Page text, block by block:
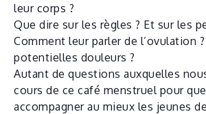
leur corps ?
Que dire sur les règles ? Et sur les
Comment leur parler de l’ovulation
potentielles douleurs ?
Autant de questions auxquelles
cours de ce café menstruel pour
accompagner au mieux les jeunes